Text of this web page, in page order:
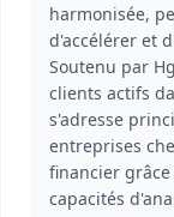
harmonisée,
d'accélérer et
Soutenu par
clients actifs
s'adresse
entreprises
financier
capacités